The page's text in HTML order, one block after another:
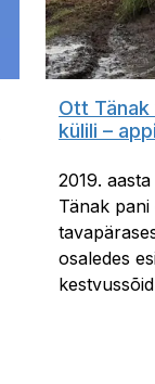
Ott Tänak
külili –
2019.
Tänak
osaledes